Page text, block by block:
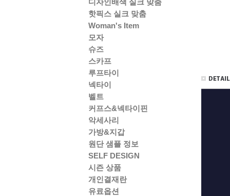
디자인배색 실크 맞춤
핫픽스 실크 맞춤
Woman's Item
모자
슈즈
스카프
루프타이
넥타이
벨트
커프스&넥타이핀
악세사리
가방&지갑
원단 샘플 정보
SELF DESIGN
시즌 상품
개인결재란
유료옵션